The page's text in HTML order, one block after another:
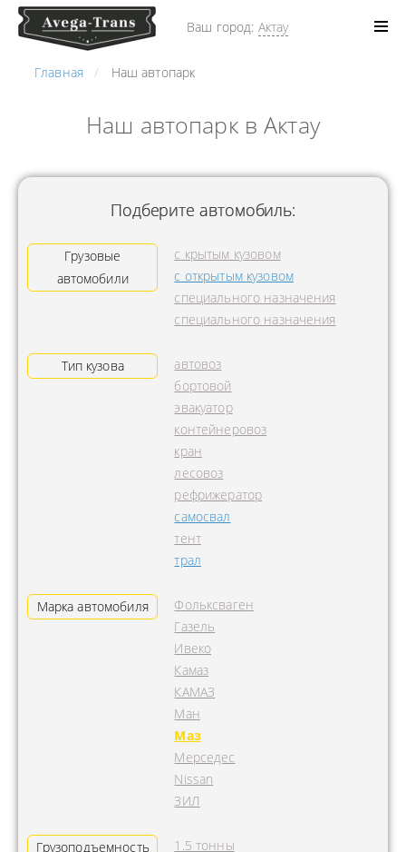
Ваш город: Актау
Главная Наш автопарк
Наш автопарк в Актау
Подберите автомобиль:
Грузовые
автомобили
с крытым кузовом
с открытым кузовом
специального назначения
специального назначения
Тип кузова
автовоз
бортовой
эвакуатор
контейнеровоз
кран
лесовоз
рефрижератор
самосвал
тент
трал
Марка автомобиля
Фольксваген
Газель
Ивеко
Камаз
КАМАЗ
Ман
Маз
Мерседес
Nissan
ЗИЛ
Грузоподъемность
1.5 тонны